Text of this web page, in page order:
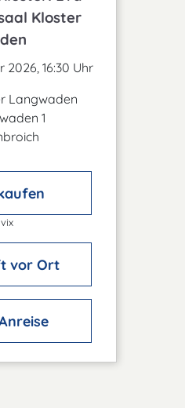
Kloster
16:30 Uhr
Langwaden
1
vor Ort